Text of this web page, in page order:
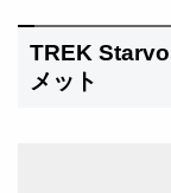
TREK
メット